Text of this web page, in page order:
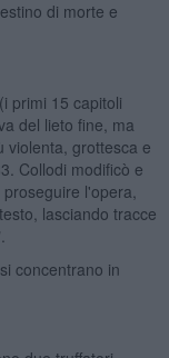
di morte e
primi 15 capitoli
del lieto fine, ma
violenta, grottesca e
Collodi modificò e
l'opera,
lasciando tracce
concentrano in